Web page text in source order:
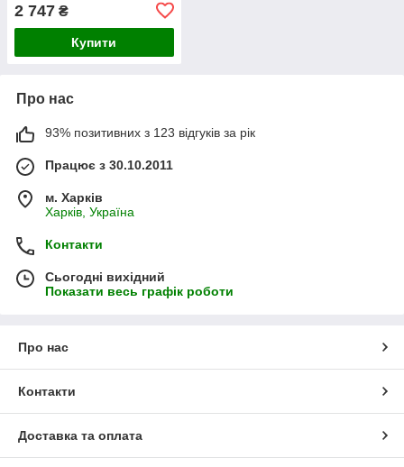
2 747 ₴
Купити
Про нас
93% позитивних з 123 відгуків за рік
Працює з 30.10.2011
м. Харків
Харків, Україна
Контакти
Сьогодні вихідний
Показати весь графік роботи
Про нас
Контакти
Доставка та оплата